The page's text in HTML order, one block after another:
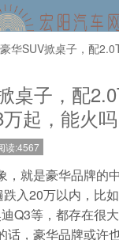
华SUV掀桌子，配
桌子，配
起，能火吗
读:4567
，就是豪华品牌的
入20万以内，比
Q3等，都存在很
话，豪华品牌或许